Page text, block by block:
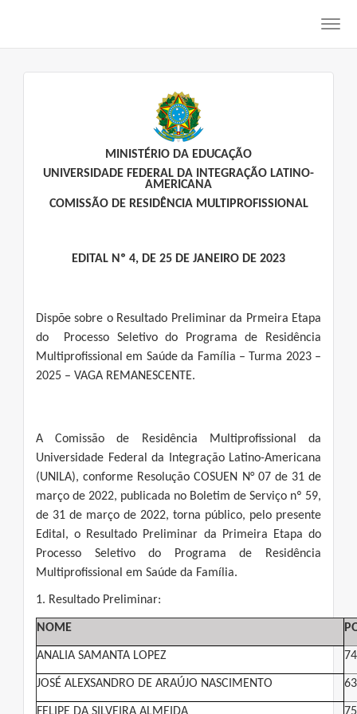
MINISTÉRIO DA EDUCAÇÃO
UNIVERSIDADE FEDERAL DA INTEGRAÇÃO LATINO-
AMERICANA
COMISSÃO DE RESIDÊNCIA MULTIPROFISSIONAL
EDITAL Nº 4, DE 25 DE JANEIRO DE 2023
Dispõe sobre o Resultado Preliminar da Prmeira Etapa
do Processo Seletivo do Programa de Residência
Multiprofissional em Saúde da Família – Turma 2023 –
2025 – VAGA REMANESCENTE.
A Comissão de Residência Multiprofissional da
Universidade Federal da Integração Latino-Americana
(UNILA), conforme Resolução COSUEN N° 07 de 31 de
março de 2022, publicada no Boletim de Serviço nº 59,
de 31 de março de 2022, torna público, pelo presente
Edital, o Resultado Preliminar da Primeira Etapa do
Processo Seletivo do Programa de Residência
Multiprofissional em Saúde da Família.
1. Resultado Preliminar:
NOME
ANALIA SAMANTA LOPEZ 74
JOSÉ ALEXSANDRO DE ARAÚJO NASCIMENTO 63